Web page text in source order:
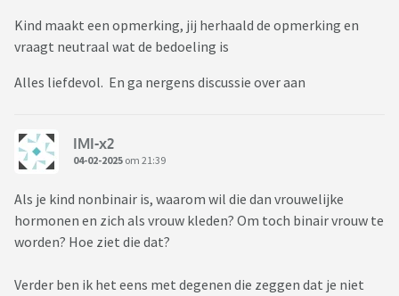
Kind maakt een opmerking, jij herhaald de opmerking en
vraagt neutraal wat de bedoeling is
Alles liefdevol. En ga nergens discussie over aan
IMI-x2
04-02-2025 om 21:39
Als je kind nonbinair is, waarom wil die dan vrouwelijke
hormonen en zich als vrouw kleden? Om toch binair vrouw te
worden? Hoe ziet die dat?
Verder ben ik het eens met degenen die zeggen dat je niet